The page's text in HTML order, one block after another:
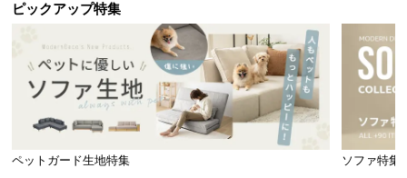
ピックアップ特集
ペットガード生地特集 ソファ特集